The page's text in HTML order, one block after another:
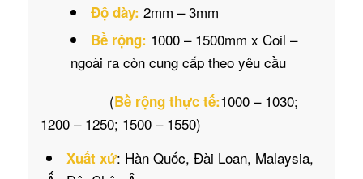
Độ dày: 2mm – 3mm
Bề rộng: 1000 – 1500mm x Coil –
ngoài ra còn cung cấp theo yêu cầu
(Bề rộng thực tế:1000 – 1030;
1200 – 1250; 1500 – 1550)
Xuất xứ: Hàn Quốc, Đài Loan, Malaysia,